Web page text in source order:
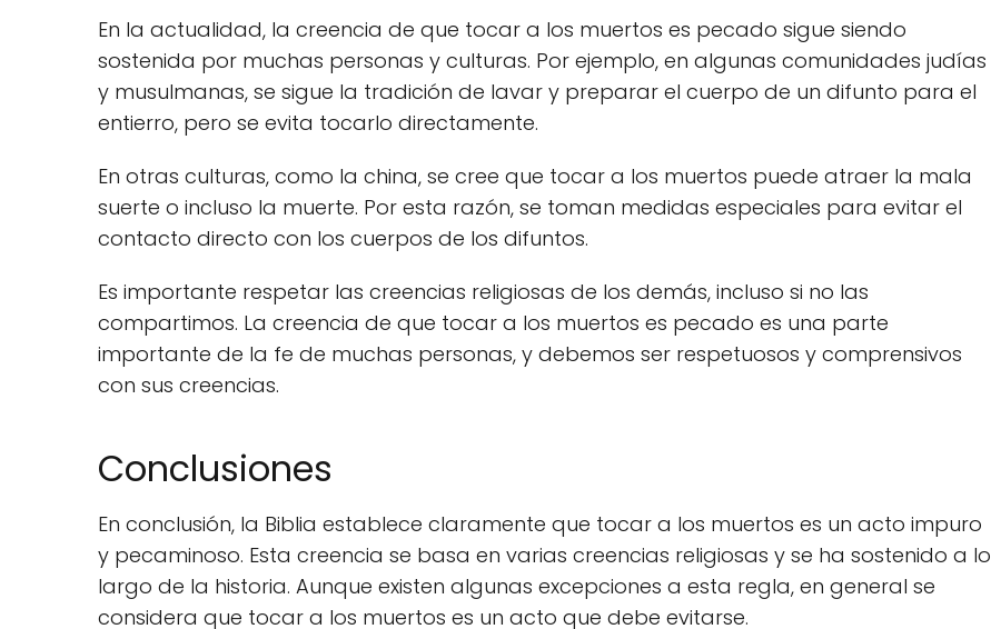
En la actualidad, la creencia de que tocar a los muertos es pecado sigue siendo
sostenida por muchas personas y culturas. Por ejemplo, en algunas comunidades judías
y musulmanas, se sigue la tradición de lavar y preparar el cuerpo de un difunto para el
entierro, pero se evita tocarlo directamente.
En otras culturas, como la china, se cree que tocar a los muertos puede atraer la mala
suerte o incluso la muerte. Por esta razón, se toman medidas especiales para evitar el
contacto directo con los cuerpos de los difuntos.
Es importante respetar las creencias religiosas de los demás, incluso si no las
compartimos. La creencia de que tocar a los muertos es pecado es una parte
importante de la fe de muchas personas, y debemos ser respetuosos y comprensivos
con sus creencias.
Conclusiones
En conclusión, la Biblia establece claramente que tocar a los muertos es un acto impuro
y pecaminoso. Esta creencia se basa en varias creencias religiosas y se ha sostenido a lo
largo de la historia. Aunque existen algunas excepciones a esta regla, en general se
considera que tocar a los muertos es un acto que debe evitarse.